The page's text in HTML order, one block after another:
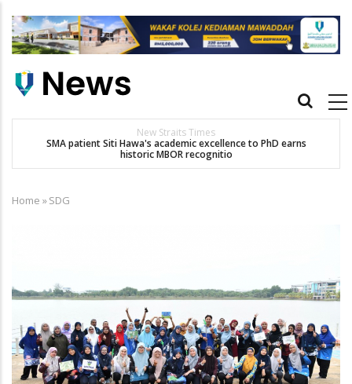
main
Main
New Straits Times
SMA patient Siti Hawa's academic excellence to PhD earns
historic MBOR recognitio
Breadcrumb
Home »SDG